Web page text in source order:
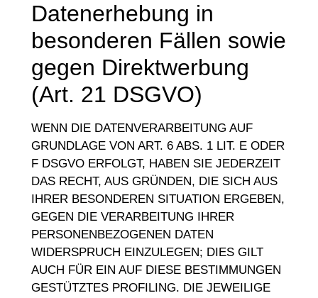
Datenerhebung in
besonderen Fällen sowie
gegen Direktwerbung
(Art. 21 DSGVO)
WENN DIE DATENVERARBEITUNG AUF
GRUNDLAGE VON ART. 6 ABS. 1 LIT. E ODER
F DSGVO ERFOLGT, HABEN SIE JEDERZEIT
DAS RECHT, AUS GRÜNDEN, DIE SICH AUS
IHRER BESONDEREN SITUATION ERGEBEN,
GEGEN DIE VERARBEITUNG IHRER
PERSONENBEZOGENEN DATEN
WIDERSPRUCH EINZULEGEN; DIES GILT
AUCH FÜR EIN AUF DIESE BESTIMMUNGEN
GESTÜTZTES PROFILING. DIE JEWEILIGE